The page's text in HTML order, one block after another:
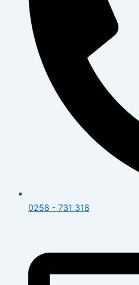
0258 - 731 318